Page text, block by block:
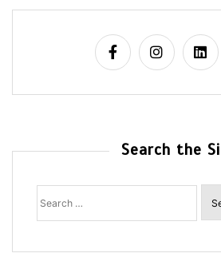
Search the
Search
for: